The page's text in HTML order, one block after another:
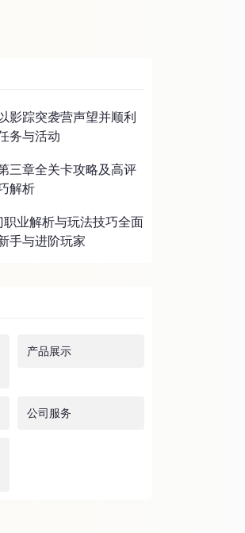
影踪突袭营声望并顺利
务与活动
三章全关卡攻略及高评
解析
业解析与玩法技巧全面
手与进阶玩家
产品展示
公司服务